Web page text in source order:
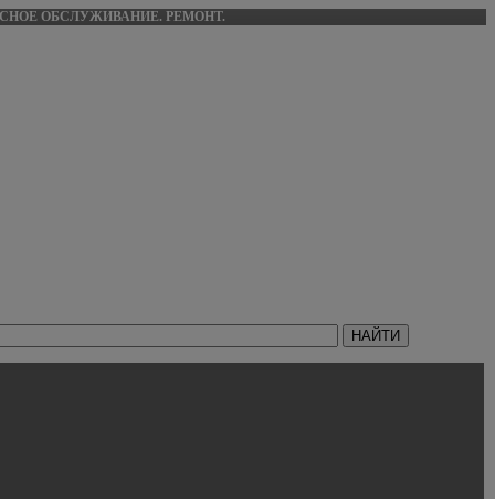
ОБСЛУЖИВАНИЕ. РЕМОНТ.